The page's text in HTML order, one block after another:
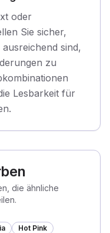
oder
Sie sicher,
sind,
zu
Lesbarkeit für
die ähnliche
Hot Pink